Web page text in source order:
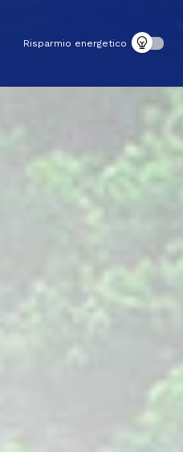
Risparmio energetico